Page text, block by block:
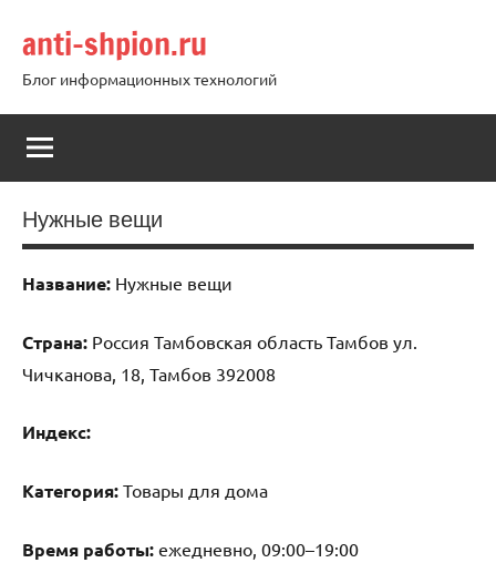
содержимому
anti-shpion.ru
Блог информационных технологий
Нужные вещи
Название: Нужные вещи
Страна: Россия Тамбовская область Тамбов ул.
Чичканова, 18, Тамбов 392008
Индекс:
Категория: Товары для дома
Время работы: ежедневно, 09:00–19:00